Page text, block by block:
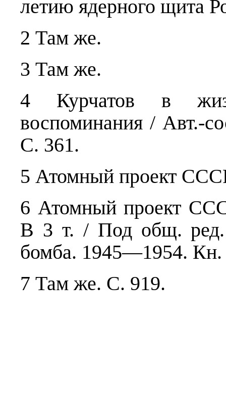
летию ядерного щита
2 Там же.
3 Там же.
4 Курчатов в
воспоминания / Авт.-
С. 361.
5 Атомный проект
6 Атомный проект
В 3 т. / Под общ.
бомба. 1945—1954.
7 Там же. С. 919.